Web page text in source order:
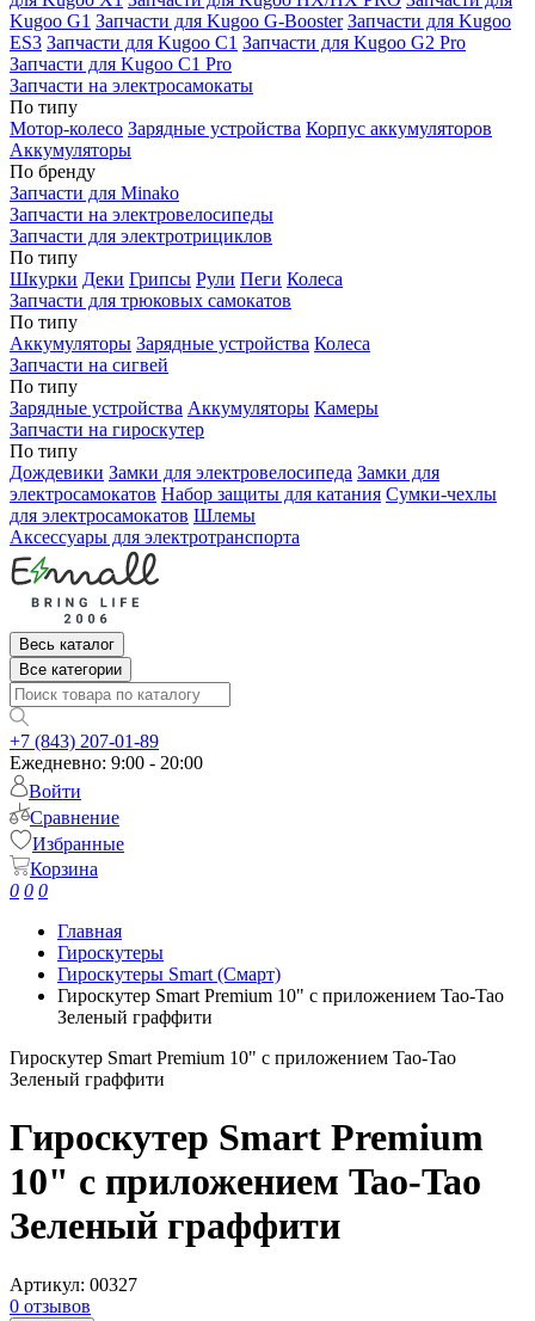
Kugoo G1 Запчасти для Kugoo G-Booster Запчасти для Kugoo
ES3 Запчасти для Kugoo C1 Запчасти для Kugoo G2 Pro
Запчасти для Kugoo C1 Pro
Запчасти на электросамокаты
По типу
Мотор-колесо Зарядные устройства Корпус аккумуляторов
Аккумуляторы
По бренду
Запчасти для Minako
Запчасти на электровелосипеды
Запчасти для электротрициклов
По типу
Шкурки Деки Грипсы Рули Пеги Колеса
Запчасти для трюковых самокатов
По типу
Аккумуляторы Зарядные устройства Колеса
Запчасти на сигвей
По типу
Зарядные устройства Аккумуляторы Камеры
Запчасти на гироскутер
По типу
Дождевики Замки для электровелосипеда Замки для
электросамокатов Набор защиты для катания Сумки-чехлы
для электросамокатов Шлемы
Аксессуары для электротранспорта
Весь каталог
Все категории
+7 (843) 207-01-89
Ежедневно: 9:00 - 20:00
Войти
Сравнение
Избранные
Корзина
0 0 0
Главная
Гироскутеры
Гироскутеры Smart (Смарт)
Гироскутер Smart Premium 10" с приложением Tao-Tao
Зеленый граффити
Гироскутер Smart Premium 10" с приложением Tao-Tao
Зеленый граффити
Гироскутер Smart Premium
10" с приложением Tao-Tao
Зеленый граффити
Артикул: 00327
0 отзывов